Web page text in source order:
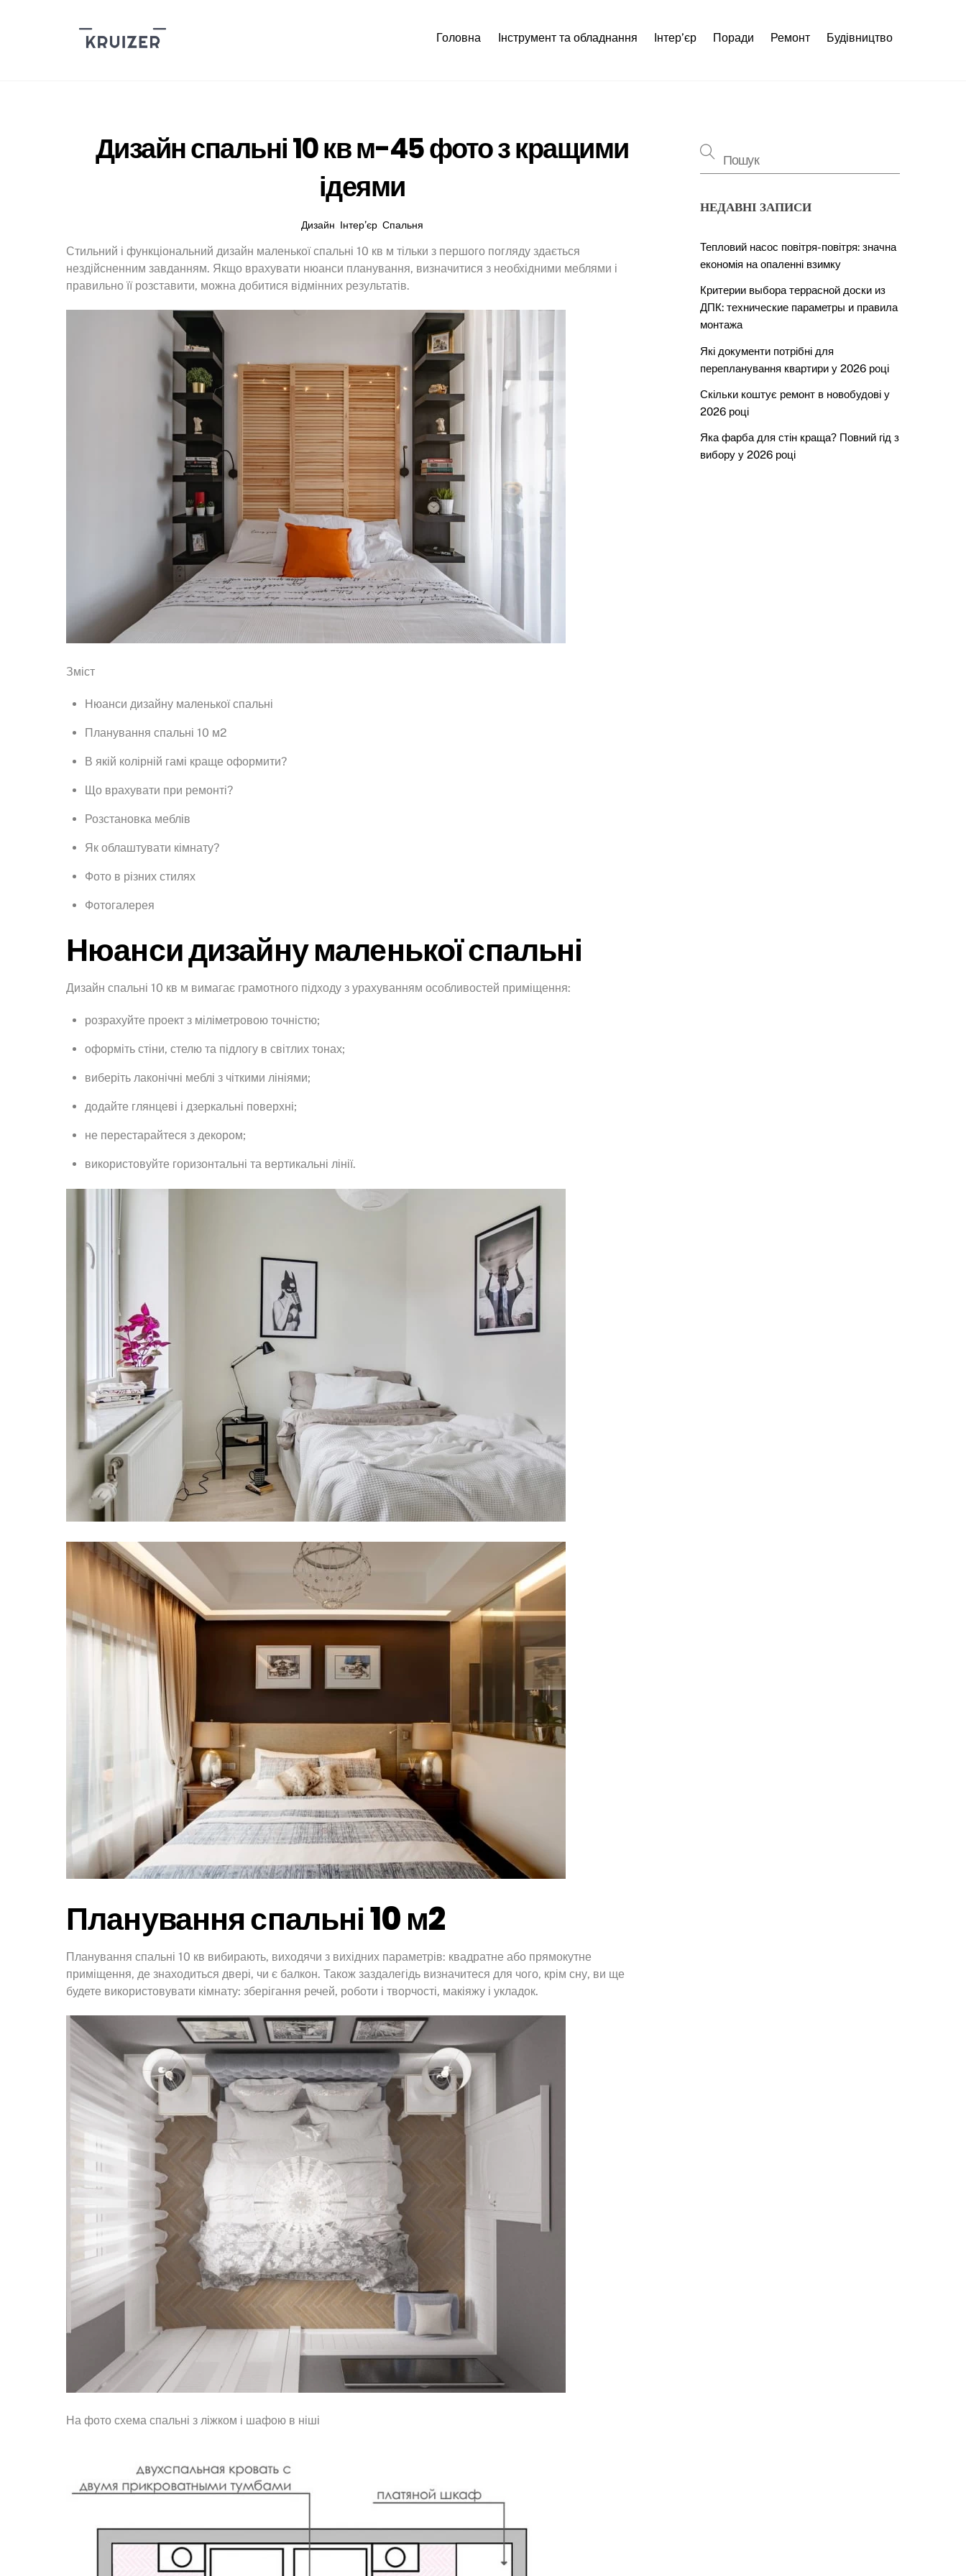
Головна Інструмент та обладнання Інтер’єр Поради Ремонт Будівництво
Дизайн спальні 10 кв м-45 фото з кращими
ідеями
Дизайн Інтер’єр, Спальня
Стильний і функціональний дизайн маленької спальні 10 кв м тільки з першого погляду здається
нездійсненним завданням. Якщо врахувати нюанси планування, визначитися з необхідними меблями і
правильно її розставити, можна добитися відмінних результатів.
Зміст
Нюанси дизайну маленької спальні
Планування спальні 10 м2
В якій колірній гамі краще оформити?
Що врахувати при ремонті?
Розстановка меблів
Як облаштувати кімнату?
Фото в різних стилях
Фотогалерея
Нюанси дизайну маленької спальні
Дизайн спальні 10 кв м вимагає грамотного підходу з урахуванням особливостей приміщення:
розрахуйте проект з міліметровою точністю;
оформіть стіни, стелю та підлогу в світлих тонах;
виберіть лаконічні меблі з чіткими лініями;
додайте глянцеві і дзеркальні поверхні;
не перестарайтеся з декором;
використовуйте горизонтальні та вертикальні лінії.
Планування спальні 10 м2
Планування спальні 10 кв вибирають, виходячи з вихідних параметрів: квадратне або прямокутне
приміщення, де знаходиться двері, чи є балкон. Також заздалегідь визначитеся для чого, крім сну, ви ще
будете використовувати кімнату: зберігання речей, роботи і творчості, макіяжу і укладок.
На фото схема спальні з ліжком і шафою в ніші
НЕДАВНІ ЗАПИСИ
Тепловий насос повітря-повітря: значна
економія на опаленні взимку
Критерии выбора террасной доски из
ДПК: технические параметры и правила
монтажа
Які документи потрібні для
перепланування квартири у 2026 році
Скільки коштує ремонт в новобудові у
2026 році
Яка фарба для стін краща? Повний гід з
вибору у 2026 році